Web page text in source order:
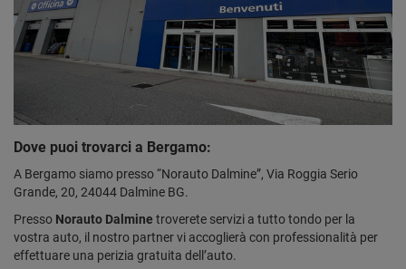
Dove puoi trovarci a Bergamo:
A Bergamo siamo presso “Norauto Dalmine”, Via Roggia Serio
Grande, 20, 24044 Dalmine BG.
Presso Norauto Dalmine troverete servizi a tutto tondo per la
vostra auto, il nostro partner vi accoglierà con professionalità per
effettuare una perizia gratuita dell’auto.